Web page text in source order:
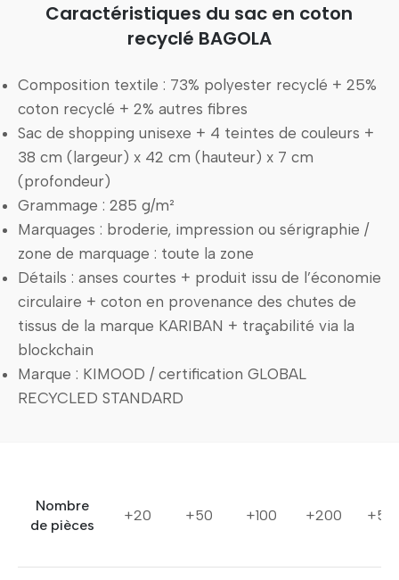
Caractéristiques du sac en coton
recyclé BAGOLA
Composition textile : 73% polyester recyclé + 25%
coton recyclé + 2% autres fibres
Sac de shopping unisexe + 4 teintes de couleurs +
38 cm (largeur) x 42 cm (hauteur) x 7 cm
(profondeur)
Grammage : 285 g/m²
Marquages : broderie, impression ou sérigraphie /
zone de marquage : toute la zone
Détails : anses courtes + produit issu de l’économie
circulaire + coton en provenance des chutes de
tissus de la marque KARIBAN + traçabilité via la
blockchain
Marque : KIMOOD / certification GLOBAL
RECYCLED STANDARD
Nombre
de pièces
+20 +50 +100 +200